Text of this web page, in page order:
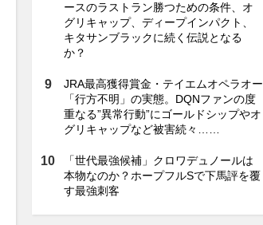
ースのラストラン勝つための条件、オ
グリキャップ、ディープインパクト、
キタサンブラックに続く伝説となる
か？
JRA最高獲得賞金・テイエムオペラオー
「行方不明」の実態。DQNファンの度
重なる”異常行動”にゴールドシップやオ
グリキャップなど被害続々……
「世代最強候補」クロワデュノールは
本物なのか？ホープフルSで下馬評を覆
す最強刺客